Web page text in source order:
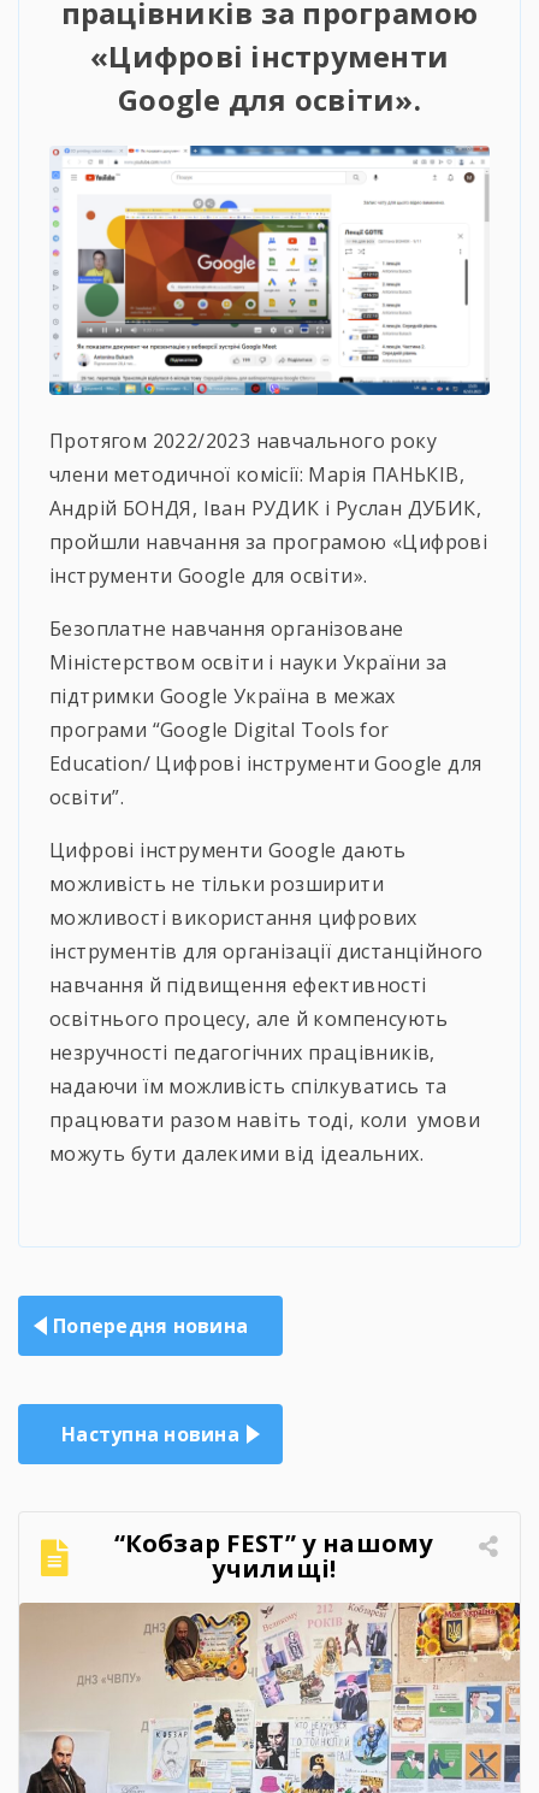
працівників за програмою
«Цифрові інструменти
Google для освіти».
Протягом 2022/2023 навчального року
члени методичної комісії: Марія ПАНЬКІВ,
Андрій БОНДЯ, Іван РУДИК і Руслан ДУБИК,
пройшли навчання за програмою «Цифрові
інструменти Google для освіти».
Безоплатне навчання організоване
Міністерством освіти і науки України за
підтримки Google Україна в межах
програми “Google Digital Tools for
Education/ Цифрові інструменти Google для
освіти”.
Цифрові інструменти Google дають
можливість не тільки розширити
можливості використання цифрових
інструментів для організації дистанційного
навчання й підвищення ефективності
освітнього процесу, але й компенсують
незручності педагогічних працівників,
надаючи їм можливість спілкуватись та
працювати разом навіть тоді, коли умови
можуть бути далекими від ідеальних.
Навігація
записів
Попередня новина
Наступна новина
“Кобзар FEST” у нашому
училищі!